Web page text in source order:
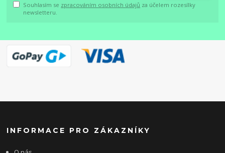
Souhlasím se zpracováním osobních údajů za účelem rozesílky
newsletteru.
INFORMACE PRO ZÁKAZNÍKY